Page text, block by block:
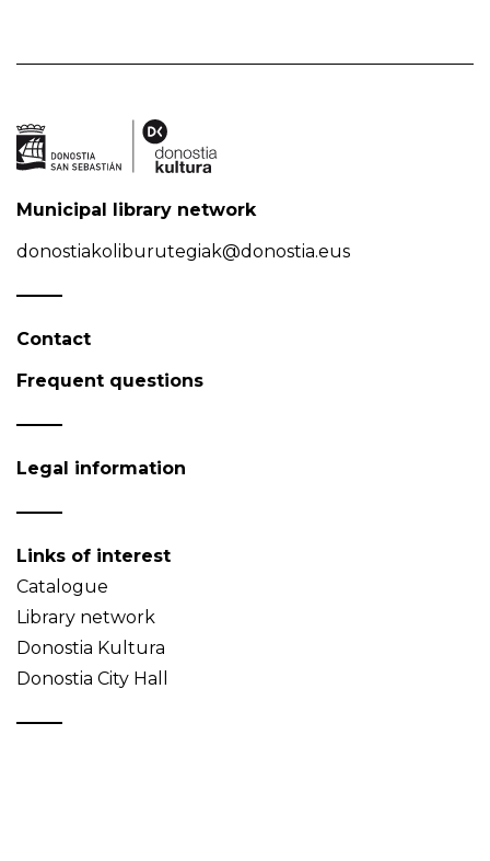
Municipal library network
donostiakoliburutegiak@donostia.eus
Contact
Frequent questions
Legal information
Links of interest
Catalogue
Library network
Donostia Kultura
Donostia City Hall